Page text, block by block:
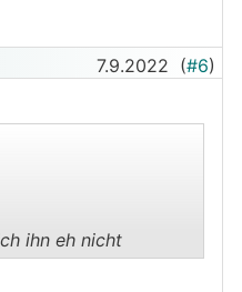
7.9.2022 (#6)
ihn eh nicht